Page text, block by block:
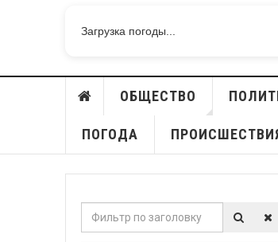
Загрузка погоды...
ОБЩЕСТВО
ПОГОДА
Фильтр по заголовку